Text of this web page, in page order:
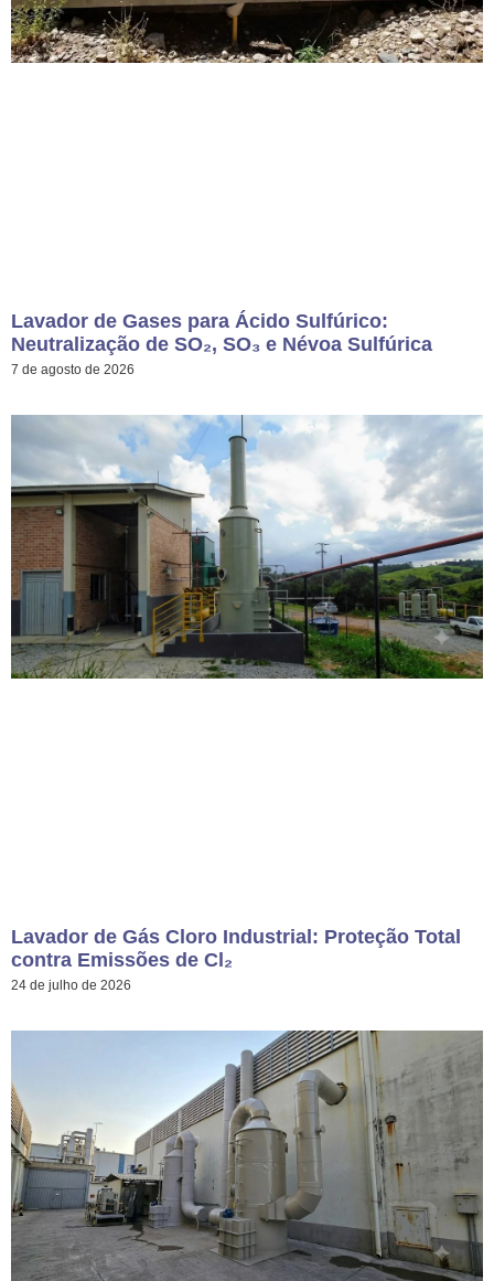
Lavador de Gases para Ácido Sulfúrico:
Neutralização de SO₂, SO₃ e Névoa Sulfúrica
7 de agosto de 2026
Lavador de Gás Cloro Industrial: Proteção Total
contra Emissões de Cl₂
24 de julho de 2026